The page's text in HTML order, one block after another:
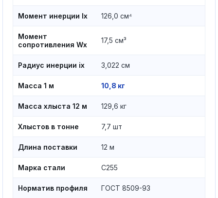
Момент инерции Ix 126,0 см⁴
Момент
сопротивления Wx
17,5 см³
Радиус инерции ix 3,022 см
Масса 1 м 10,8 кг
Масса хлыста 12 м 129,6 кг
Хлыстов в тонне 7,7 шт
Длина поставки 12 м
Марка стали С255
Норматив профиля ГОСТ 8509-93